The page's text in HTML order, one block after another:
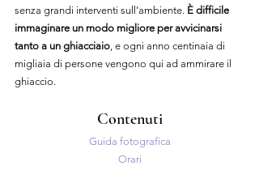
senza grandi interventi sull’ambiente. È difficile
immaginare un modo migliore per avvicinarsi
tanto a un ghiacciaio, e ogni anno centinaia di
migliaia di persone vengono qui ad ammirare il
ghiaccio.
Contenuti
Guida fotografica
Orari